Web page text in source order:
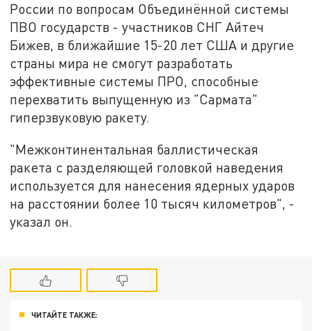
России по вопросам Объединённой системы
ПВО государств - участников СНГ Айтеч
Бижев, в ближайшие 15-20 лет США и другие
страны мира не смогут разработать
эффективные системы ПРО, способные
перехватить выпущенную из "Сармата"
гиперзвуковую ракету.
"Межконтинентальная баллистическая
ракета с разделяющей головкой наведения
используется для нанесения ядерных ударов
на расстоянии более 10 тысяч километров", -
указал он.
ЧИТАЙТЕ ТАКЖЕ: